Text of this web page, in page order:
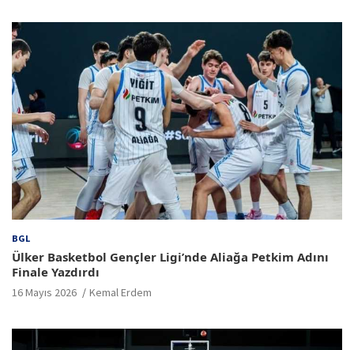
BGL
Ülker Basketbol Gençler Ligi’nde Aliağa Petkim Adını
Finale Yazdırdı
16 Mayıs 2026 Kemal Erdem